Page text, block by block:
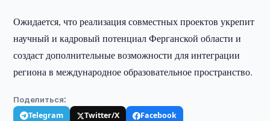
Ожидается, что реализация совместных проектов укрепит
научный и кадровый потенциал Ферганской области и
создаст дополнительные возможности для интеграции
региона в международное образовательное пространство.
Поделиться:
Telegram Twitter/X
Facebook